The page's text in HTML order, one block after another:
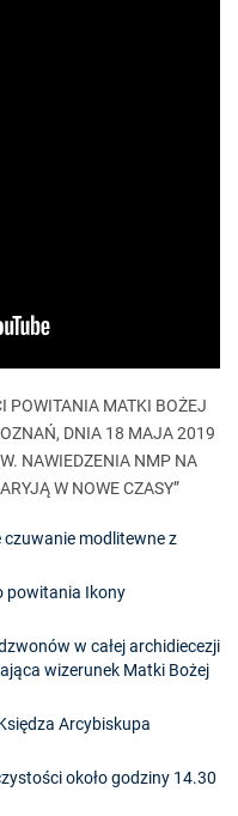
POWITANIA MATKI BOŻEJ
DNIA 18 MAJA 2019
NAWIEDZENIA NMP NA
W NOWE CZASY”
modlitewne z
powitania Ikony
w całej archidiecezji
wizerunek Matki Bożej
Arcybiskupa
około godziny 14.30